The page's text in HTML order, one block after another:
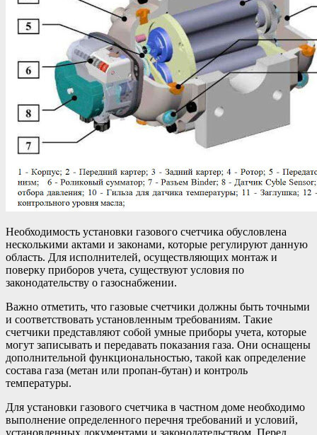
Необходимость установки газового счетчика обусловлена
несколькими актами и законами, которые регулируют данную
область. Для исполнителей, осуществляющих монтаж и
поверку приборов учета, существуют условия по
законодательству о газоснабжении.
Важно отметить, что газовые счетчики должны быть точными
и соответствовать установленным требованиям. Такие
счетчики представляют собой умные приборы учета, которые
могут записывать и передавать показания газа. Они оснащены
дополнительной функциональностью, такой как определение
состава газа (метан или пропан-бутан) и контроль
температуры.
Для установки газового счетчика в частном доме необходимо
выполнение определенного перечня требований и условий,